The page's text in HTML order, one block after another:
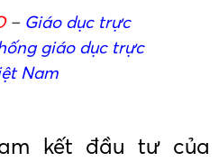
– Giáo dục trực
giáo dục trực
Nam
kết đầu tư của